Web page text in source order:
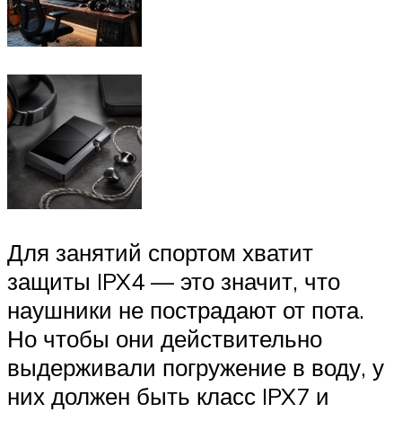
Для занятий спортом хватит
защиты IPX4 — это значит, что
наушники не пострадают от пота.
Но чтобы они действительно
выдерживали погружение в воду, у
них должен быть класс IPX7 и